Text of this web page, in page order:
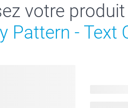
votre
Pattern - Text